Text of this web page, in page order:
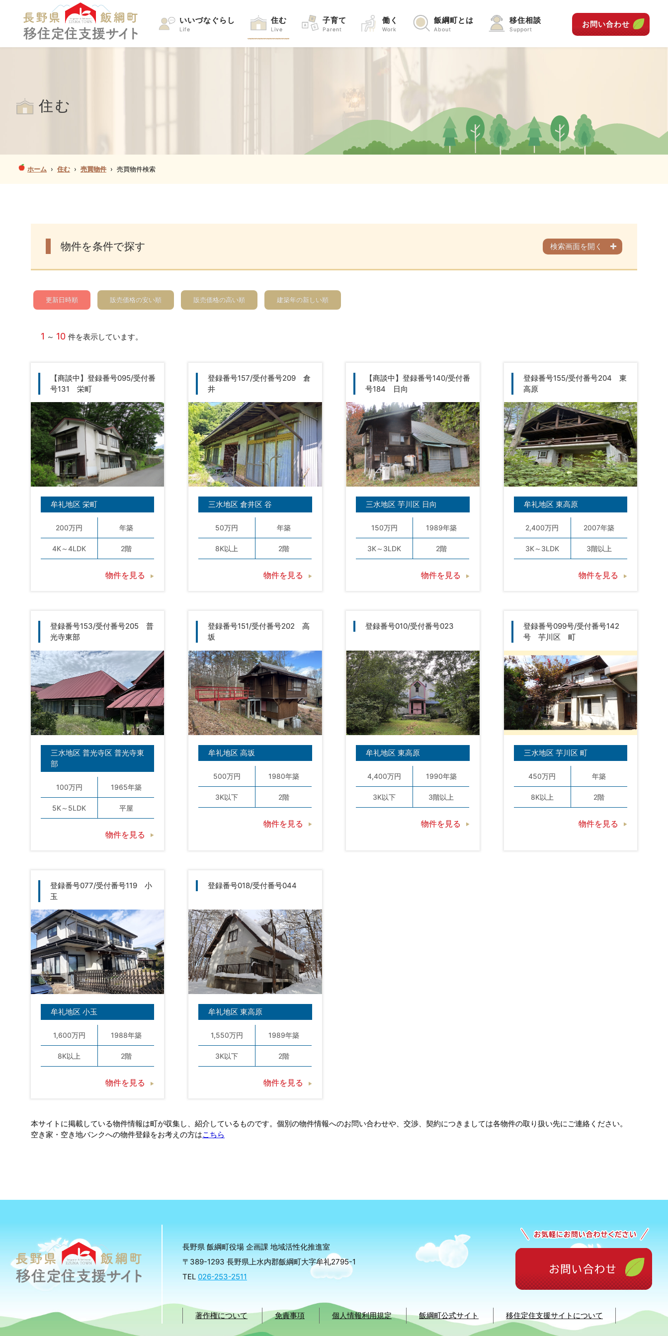
いいづなぐらし
Life
住む
Live
子育て
Parent
働く
Work
飯綱町とは
About
移住相談
Support
お問い合わせ
住む
ホーム › 住む › 売買物件 › 売買物件検索
物件を条件で探す 検索画面を開く
更新日時順 販売価格の安い順 販売価格の高い順 建築年の新しい順
1 ～ 10 件を表示しています。
【商談中】登録番号095/受付番
号131 栄町
牟礼地区 栄町
200万円 年築
4K～4LDK 2階
物件を見る
登録番号157/受付番号209 倉
井
三水地区 倉井区 谷
50万円 年築
8K以上 2階
物件を見る
【商談中】登録番号140/受付番
号184 日向
三水地区 芋川区 日向
150万円 1989年築
3K～3LDK 2階
物件を見る
登録番号155/受付番号204 東
高原
牟礼地区 東高原
2,400万円 2007年築
3K～3LDK 3階以上
物件を見る
登録番号153/受付番号205 普
光寺東部
三水地区 普光寺区 普光寺東
部
100万円 1965年築
5K～5LDK 平屋
物件を見る
登録番号151/受付番号202 高
坂
牟礼地区 高坂
500万円 1980年築
3K以下 2階
物件を見る
登録番号010/受付番号023
牟礼地区 東高原
4,400万円 1990年築
3K以下 3階以上
物件を見る
登録番号099号/受付番号142
号 芋川区 町
三水地区 芋川区 町
450万円 年築
8K以上 2階
物件を見る
登録番号077/受付番号119 小
玉
牟礼地区 小玉
1,600万円 1988年築
8K以上 2階
物件を見る
登録番号018/受付番号044
牟礼地区 東高原
1,550万円 1989年築
3K以下 2階
物件を見る
本サイトに掲載している物件情報は町が収集し、紹介しているものです。個別の物件情報へのお問い合わせや、交渉、契約につきましては各物件の取り扱い先にご連絡ください。
空き家・空き地バンクへの物件登録をお考えの方はこちら
長野県 飯綱町役場 企画課 地域活性化推進室
〒389-1293 長野県上水内郡飯綱町大字牟礼2795-1
TEL 026-253-2511
著作権について 免責事項 個人情報利用規定 飯綱町公式サイト 移住定住支援サイトについて